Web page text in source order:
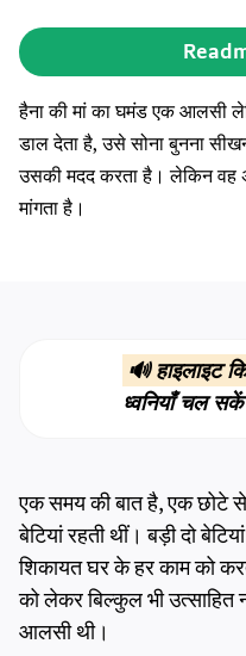
हैना की मां का घमंड एक आलसी
डाल देता है, उसे सोना बुनना
उसकी मदद करता है। लेकिन वह
मांगता है।
🔊 हाइलाइट
ध्वनियाँ चल सकें
एक समय की बात है, एक
बेटियां रहती थीं। बड़ी दो
शिकायत घर के हर काम को
को लेकर बिल्कुल भी
आलसी थी।